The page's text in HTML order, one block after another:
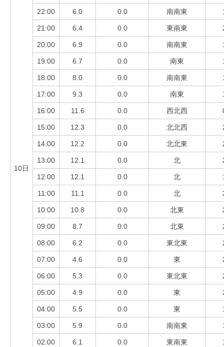
10日
22:00 6.0 0.0 南南東
21:00 6.4 0.0 東南東
20:00 6.9 0.0 南南東
19:00 6.7 0.0 南東
18:00 8.0 0.0 南南東
17:00 9.3 0.0 南東
16:00 11.6 0.0 西北西
15:00 12.3 0.0 北北西
14:00 12.2 0.0 北北東
13:00 12.1 0.0 北
12:00 12.1 0.0 北
11:00 11.1 0.0 北
10:00 10.8 0.0 北東
09:00 8.7 0.0 北東
08:00 6.2 0.0 東北東
07:00 4.6 0.0 東
06:00 5.3 0.0 東北東
05:00 4.9 0.0 東
04:00 5.5 0.0 東
03:00 5.9 0.0 南南東
02:00 6.1 0.0 東南東